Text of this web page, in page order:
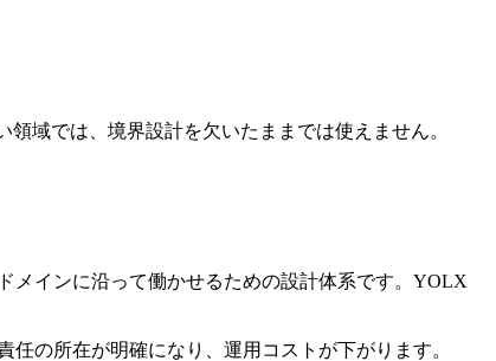
域では、境界設計を欠いたままでは使えません。
メインに沿って働かせるための設計体系です。YOLX
の所在が明確になり、運用コストが下がります。